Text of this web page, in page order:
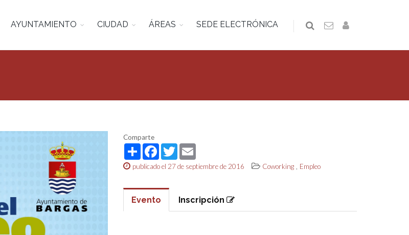
AYUNTAMIENTO CIUDAD ÁREAS SEDE ELECTRÓNICA
Comparte
ShareFacebook
TwitterEmail
publicado el 27 de septiembre de 2016 Coworking , Empleo
Evento Inscripción